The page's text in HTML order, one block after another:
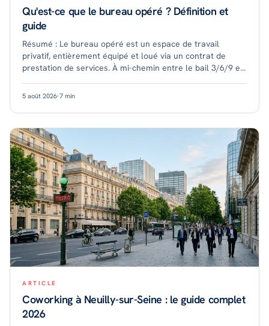
Qu'est-ce que le bureau opéré ? Définition et
guide
Résumé : Le bureau opéré est un espace de travail
privatif, entièrement équipé et loué via un contrat de
prestation de services. À mi-chemin entre le bail 3/6/9 et
5 août 2026·7 min
ARTICLE
Coworking à Neuilly-sur-Seine : le guide complet
2026